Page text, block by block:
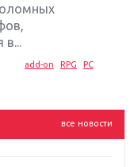
в...
add-on RPG PC
все новости
South Park и